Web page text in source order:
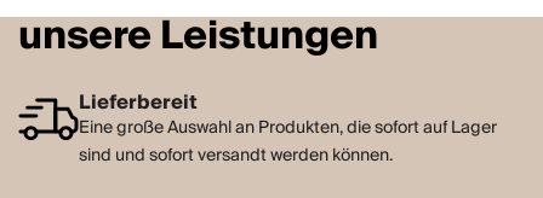
unsere Leistungen
Lieferbereit
Eine große Auswahl an Produkten, die sofort auf Lager
sind und sofort versandt werden können.